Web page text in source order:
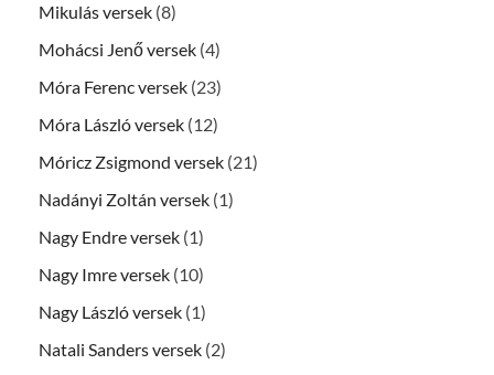
Mikulás versek (8)
Mohácsi Jenő versek (4)
Móra Ferenc versek (23)
Móra László versek (12)
Móricz Zsigmond versek (21)
Nadányi Zoltán versek (1)
Nagy Endre versek (1)
Nagy Imre versek (10)
Nagy László versek (1)
Natali Sanders versek (2)